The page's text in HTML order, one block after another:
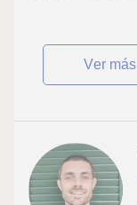
ver más